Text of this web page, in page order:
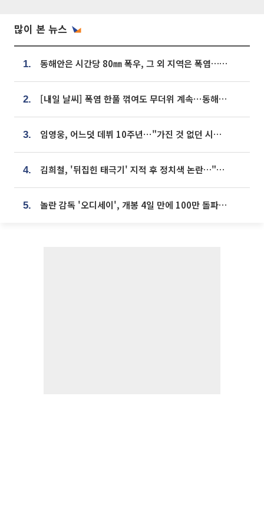
많이 본 뉴스
1. 동해안은 시간당 80㎜ 폭우, 그 외 지역은 폭염…‘극과 극 날씨’
2. [내일 날씨] 폭염 한풀 꺾여도 무더위 계속⋯동해안 이틀 연속 비
3. 임영웅, 어느덧 데뷔 10주년⋯"가진 것 없던 시절, 내 앞엔 20명의 팬뿐"
4. 김희철, '뒤집힌 태극기' 지적 후 정치색 논란…"좌우 떠나 우리나라 국기"
5. 놀란 감독 '오디세이', 개봉 4일 만에 100만 돌파⋯'왕사남' 보다 빠르다